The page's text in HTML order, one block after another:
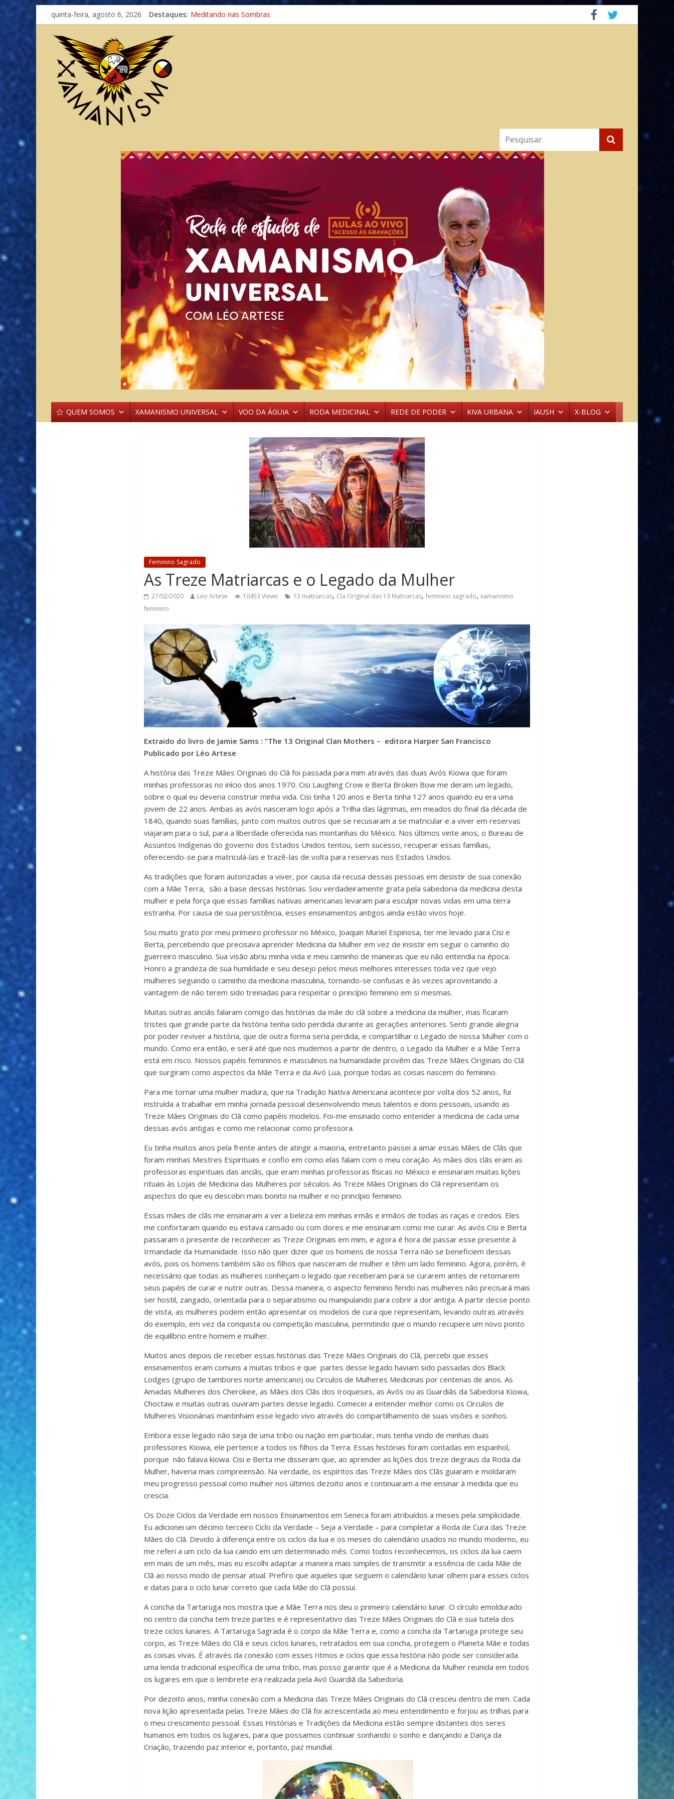
quinta-feira, agosto 6, 2026 Destaques: Meditando nas Sombras
Autosuficiência: A Jornada do Espírito Ancestral
QUEM SOMOS XAMANISMO UNIVERSAL VOO DA ÁGUIA RODA MEDICINAL REDE DE PODER KIVA URBANA IAUSH X-BLOG
Feminino Sagrado
As Treze Matriarcas e o Legado da Mulher
27/02/2020 Leo Artese 10453 Views 13 matriarcas, Cla Original das 13 Matriarcas, feminino sagrado, xamanismo
feminino
Extraido do livro de Jamie Sams : “The 13 Original Clan Mothers – editora Harper San Francisco
Publicado por Léo Artese
A história das Treze Mães Originais do Clã foi passada para mim através das duas Avós Kiowa que foram
minhas professoras no início dos anos 1970. Cisi Laughing Crow e Berta Broken Bow me deram um legado,
sobre o qual eu deveria construir minha vida. Cisi tinha 120 anos e Berta tinha 127 anos quando eu era uma
jovem de 22 anos. Ambas as avós nasceram logo após a Trilha das lágrimas, em meados do final da década de
1840, quando suas famílias, junto com muitos outros que se recusaram a se matricular e a viver em reservas
viajaram para o sul, para a liberdade oferecida nas montanhas do México. Nos últimos vinte anos, o Bureau de
Assuntos Indígenas do governo dos Estados Unidos tentou, sem sucesso, recuperar essas famílias,
oferecendo-se para matriculá-las e trazê-las de volta para reservas nos Estados Unidos.
As tradições que foram autorizadas a viver, por causa da recusa dessas pessoas em desistir de sua conexão
com a Mãe Terra, são a base dessas histórias. Sou verdadeiramente grata pela sabedoria da medicina desta
mulher e pela força que essas famílias nativas americanas levaram para esculpir novas vidas em uma terra
estranha. Por causa de sua persistência, esses ensinamentos antigos ainda estão vivos hoje.
Sou muito grato por meu primeiro professor no México, Joaquin Muriel Espinosa, ter me levado para Cisi e
Berta, percebendo que precisava aprender Medicina da Mulher em vez de insistir em seguir o caminho do
guerreiro masculino. Sua visão abriu minha vida e meu caminho de maneiras que eu não entendia na época.
Honro a grandeza de sua humildade e seu desejo pelos meus melhores interesses toda vez que vejo
mulheres seguindo o caminho da medicina masculina, tornando-se confusas e às vezes aproveitando a
vantagem de não terem sido treinadas para respeitar o princípio feminino em si mesmas.
Muitas outras anciãs falaram comigo das histórias da mãe do clã sobre a medicina da mulher, mas ficaram
tristes que grande parte da história tenha sido perdida durante as gerações anteriores. Senti grande alegria
por poder reviver a história, que de outra forma seria perdida, e compartilhar o Legado de nossa Mulher com o
mundo. Como era então, e será até que nos mudemos a partir de dentro, o Legado da Mulher e a Mãe Terra
está em risco. Nossos papéis femininos e masculinos na humanidade provêm das Treze Mães Originais do Clã
que surgiram como aspectos da Mãe Terra e da Avó Lua, porque todas as coisas nascem do feminino.
Para me tornar uma mulher madura, que na Tradição Nativa Americana acontece por volta dos 52 anos, fui
instruída a trabalhar em minha jornada pessoal desenvolvendo meus talentos e dons pessoais, usando as
Treze Mães Originais do Clã como papéis modelos. Foi-me ensinado como entender a medicina de cada uma
dessas avós antigas e como me relacionar como professora.
Eu tinha muitos anos pela frente antes de atingir a maioria, entretanto passei a amar essas Mães de Clãs que
foram minhas Mestres Espirituais e confio em como elas falam com o meu coração. As mães dos clãs eram as
professoras espirituais das anciãs, que eram minhas professoras físicas no México e ensinaram muitas lições
rituais às Lojas de Medicina das Mulheres por séculos. As Treze Mães Originais do Clã representam os
aspectos do que eu descobri mais bonito na mulher e no princípio feminino.
Essas mães de clãs me ensinaram a ver a beleza em minhas irmãs e irmãos de todas as raças e credos. Eles
me confortaram quando eu estava cansado ou com dores e me ensinaram como me curar. As avós Cisi e Berta
passaram o presente de reconhecer as Treze Originais em mim, e agora é hora de passar esse presente à
Irmandade da Humanidade. Isso não quer dizer que os homens de nossa Terra não se beneficiem dessas
avós, pois os homens também são os filhos que nasceram de mulher e têm um lado feminino. Agora, porém, é
necessário que todas as mulheres conheçam o legado que receberam para se curarem antes de retomarem
seus papéis de curar e nutrir outras. Dessa maneira, o aspecto feminino ferido nas mulheres não precisará mais
ser hostil, zangado, orientada para o separatismo ou manipulando para cobrir a dor antiga. A partir desse ponto
de vista, as mulheres podem então apresentar os modelos de cura que representam, levando outras através
do exemplo, em vez da conquista ou competição masculina, permitindo que o mundo recupere um novo ponto
de equilíbrio entre homem e mulher.
Muitos anos depois de receber essas histórias das Treze Mães Originais do Clã, percebi que esses
ensinamentos eram comuns a muitas tribos e que partes desse legado haviam sido passadas dos Black
Lodges (grupo de tambores norte americano) ou Circulos de Mulheres Medicinas por centenas de anos. As
Amadas Mulheres dos Cherokee, as Mães dos Clãs dos Iroqueses, as Avós ou as Guardiãs da Sabedoria Kiowa,
Choctaw e muitas outras ouviram partes desse legado. Comecei a entender melhor como os Círculos de
Mulheres Visionárias mantinham esse legado vivo através do compartilhamento de suas visões e sonhos.
Embora esse legado não seja de uma tribo ou nação em particular, mas tenha vindo de minhas duas
professores Kiowa, ele pertence a todos os filhos da Terra. Essas histórias foram contadas em espanhol,
porque não falava kiowa. Cisi e Berta me disseram que, ao aprender as lições dos treze degraus da Roda da
Mulher, haveria mais compreensão. Na verdade, os espíritos das Treze Mães dos Clãs guiaram e moldaram
meu progresso pessoal como mulher nos últimos dezoito anos e continuaram a me ensinar à medida que eu
crescia.
Os Doze Ciclos da Verdade em nossos Ensinamentos em Seneca foram atribuídos a meses pela simplicidade.
Eu adicionei um décimo terceiro Ciclo da Verdade – Seja a Verdade – para completar a Roda de Cura das Treze
Mães do Clã. Devido à diferença entre os ciclos da lua e os meses do calendário usados ​​no mundo moderno, eu
me referi a um ciclo da lua caindo em um determinado mês. Como todos reconhecemos, os ciclos da lua caem
em mais de um mês, mas eu escolhi adaptar a maneira mais simples de transmitir a essência de cada Mãe de
Clã ao nosso modo de pensar atual. Prefiro que aqueles que seguem o calendário lunar olhem para esses ciclos
e datas para o ciclo lunar correto que cada Mãe do Clã possui.
A concha da Tartaruga nos mostra que a Mãe Terra nos deu o primeiro calendário lunar. O círculo emoldurado
no centro da concha tem treze partes e é representativo das Treze Mães Originais do Clã e sua tutela dos
treze ciclos lunares. A Tartaruga Sagrada é o corpo da Mãe Terra e, como a concha da Tartaruga protege seu
corpo, as Treze Mães do Clã e seus ciclos lunares, retratados em sua concha, protegem o Planeta Mãe e todas
as coisas vivas. É através da conexão com esses ritmos e ciclos que essa história não pode ser considerada
uma lenda tradicional específica de uma tribo, mas posso garantir que é a Medicina da Mulher reunida em todos
os lugares em que o lembrete era realizada pela Avó Guardiã da Sabedoria.
Por dezoito anos, minha conexão com a Medicina das Treze Mães Originais do Clã cresceu dentro de mim. Cada
nova lição apresentada pelas Treze Mães do Clã foi acrescentada ao meu entendimento e forjou as trilhas para
o meu crescimento pessoal. Essas Histórias e Tradições da Medicina estão sempre distantes dos seres
humanos em todos os lugares, para que possamos continuar sonhando o sonho e dançando a Dança da
Criação, trazendo paz interior e, portanto, paz mundial.